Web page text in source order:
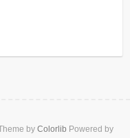
Theme by Colorlib Powered by